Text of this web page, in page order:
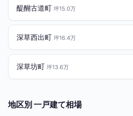
醍醐古道町 坪15.0万
深草西出町 坪16.4万
深草坊町 坪13.6万
地区別 一戸建て相場